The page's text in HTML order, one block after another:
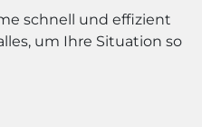
schnell und effizient
um Ihre Situation so